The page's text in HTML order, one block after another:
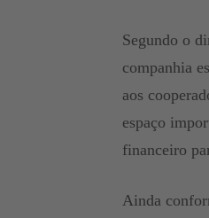
Segundo o
companhia
aos
espaço
financeiro
Ainda